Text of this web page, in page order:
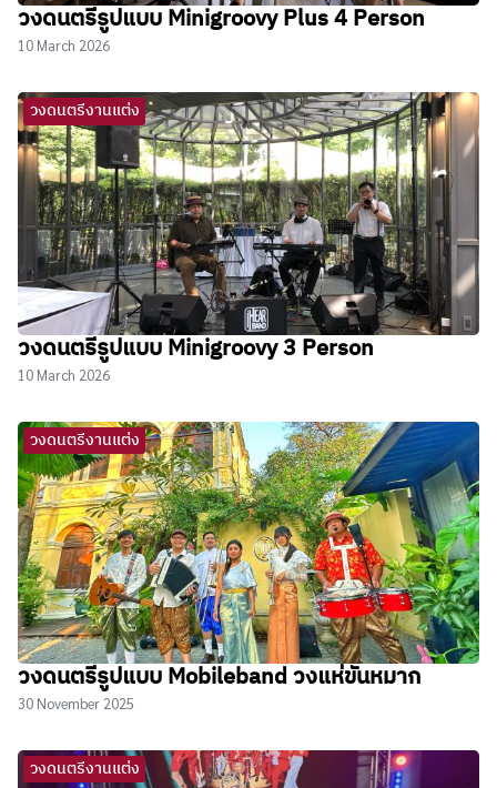
วงดนตรีรูปแบบ Minigroovy Plus 4 Person
10 March 2026
วงดนตรีงานแต่ง
วงดนตรีรูปแบบ Minigroovy 3 Person
10 March 2026
วงดนตรีงานแต่ง
วงดนตรีรูปแบบ Mobileband วงแห่ขันหมาก
30 November 2025
วงดนตรีงานแต่ง